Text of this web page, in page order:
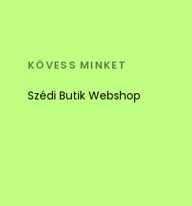
KÖVESS MINKET
Szédi Butik Webshop